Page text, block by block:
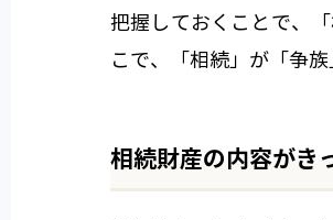
把握しておくことで、
こで、「相続」が「争
相続財産の内容がき